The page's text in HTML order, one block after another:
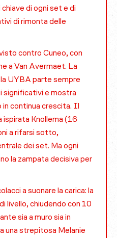
di ogni set e di
di rimonta delle
contro Cuneo, con
a Van Avermaet. La
UYBA parte sempre
significativi e mostra
in continua crescita. Il
ispirata Knollema (16
a rifarsi sotto,
dei set. Ma ogni
la zampata decisiva per
a suonare la carica: la
livello, chiudendo con 10
sia a muro sia in
una strepitosa Melanie